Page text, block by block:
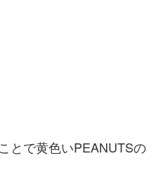
とで黄色いPEANUTSの